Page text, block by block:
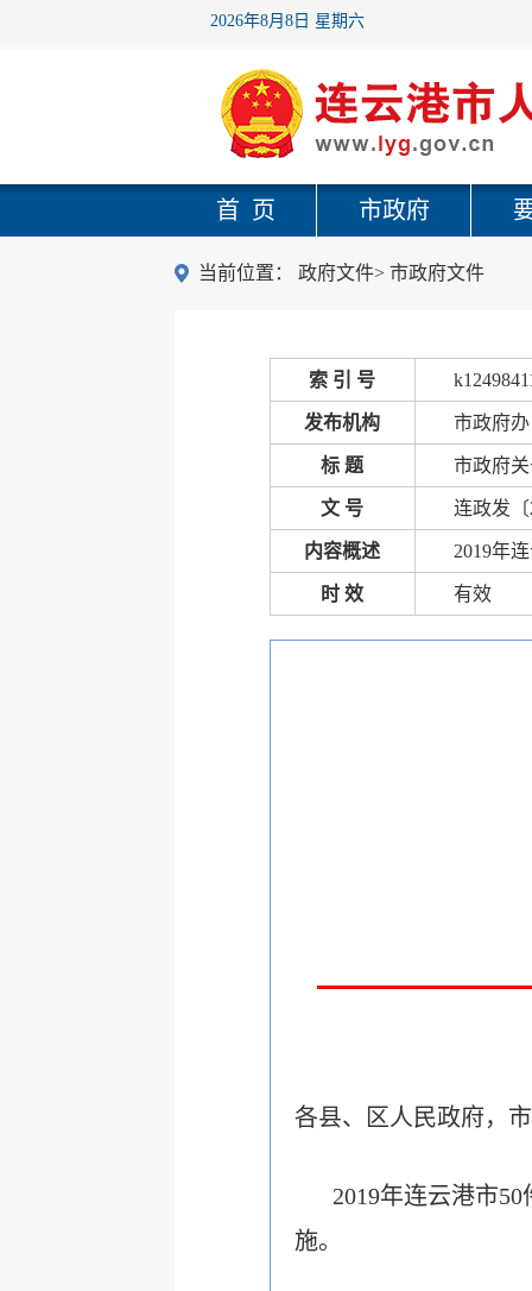
2026年8月8日 星期六
首 页 市政府
当前位置： 政府文件> 市政府文件
索 引 号
发布机构 市政府办
标 题 市政府
文 号 连政发〔
内容概述 2019年
时 效 有效
各县、区人民政府，
2019年连云港市
施。